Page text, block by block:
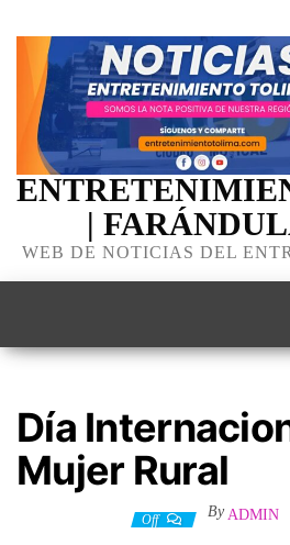
|
WEB DE NOTICIAS DEL
Día
Mujer Rural
Off By ADMIN